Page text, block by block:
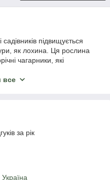
підвищується
як лохина. Ця рослина
чагарники, які
лохини відрізняються
чергу розкажемо вам про
лохини
все
за рік
Україна